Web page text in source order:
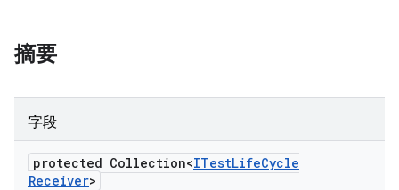
摘要
字段
protected Collection<ITestLifeCycle
Receiver>